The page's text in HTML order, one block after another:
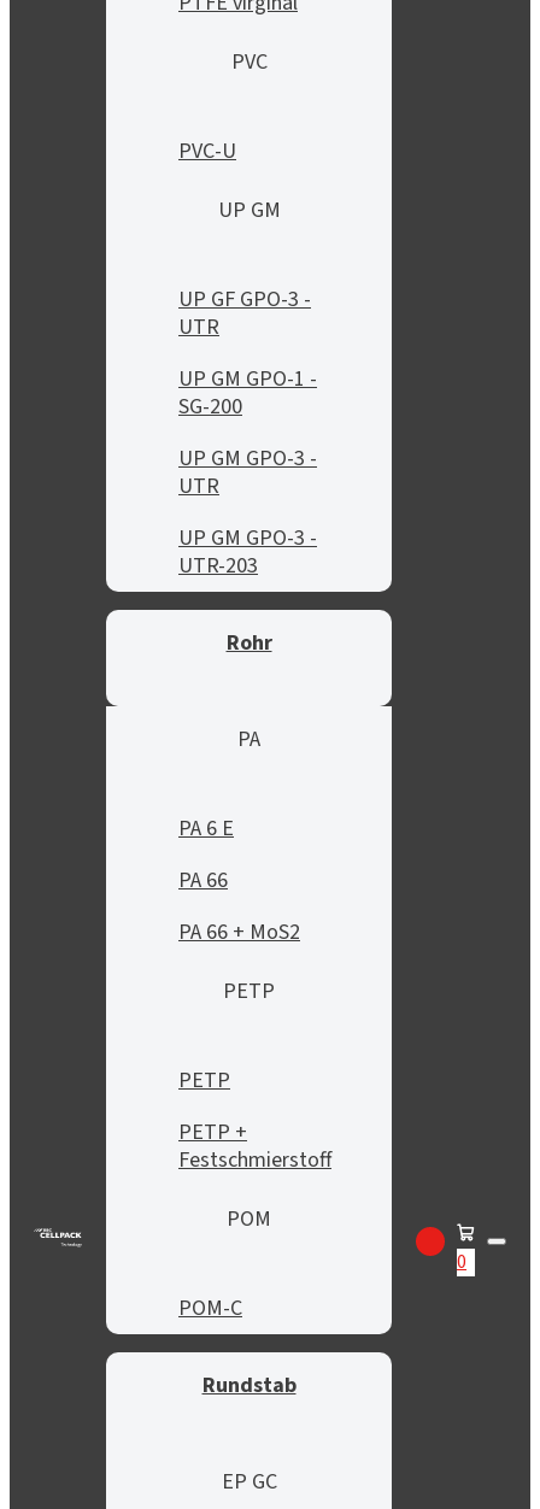
PVC
PVC-U
UP GM
UP GF GPO-3 -
UTR
UP GM GPO-1 -
SG-200
UP GM GPO-3 -
UTR
UP GM GPO-3 -
UTR-203
Rohr
PA
PA 6 E
PA 66
PA 66 + MoS2
PETP
PETP
PETP +
Festschmierstoff
POM
POM-C
Rundstab
EP GC
0